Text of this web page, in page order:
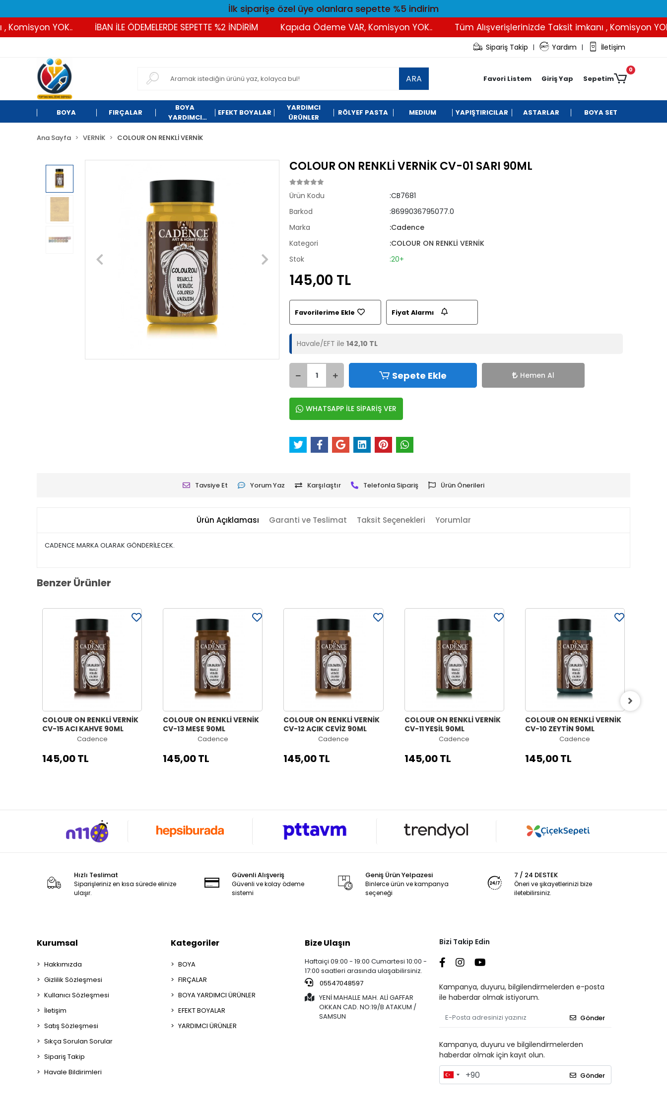
İlk siparişe özel üye olanlara sepette %5 indirim
YOK.. İBAN İLE ÖDEMELERDE SEPETTE %2 İNDİRİM Kapıda Ödeme VAR, Komisyon YOK.. Tüm Alışverişlerinizde Taksit imkanı , Komisyon YOK..
Sipariş Takip | Yardım | İletişim
ARA Favori Listem Giriş Yap Sepetim
0
BOYA FIRÇALAR
BOYA
YARDIMCI
EFEKT BOYALAR
YARDIMCI
ÜRÜNLER
RÖLYEF PASTA MEDIUM YAPIŞTIRICILAR ASTARLAR BOYA SET
Ana Sayfa VERNİK COLOUR ON RENKLİ VERNİK
COLOUR ON RENKLİ VERNİK CV-01 SARI 90ML
Ürün Kodu
:CB7681
Barkod
:8699036795077.0
Marka
:Cadence
Kategori
:COLOUR ON RENKLİ VERNİK
Stok
:20+
145,00 TL
Favorilerime Ekle Fiyat Alarmı
Havale/EFT ile142,10 TL
Sepete Ekle Hemen Al
WHATSAPP İLE SİPARİŞ VER
Tavsiye Et Yorum Yaz Karşılaştır Telefonla Sipariş Ürün Önerileri
Ürün Açıklaması Garanti ve Teslimat Taksit Seçenekleri Yorumlar
CADENCE MARKA OLARAK GÖNDERİLECEK.
Benzer Ürünler
COLOUR ON RENKLİ VERNİK
CV-15 ACI KAHVE 90ML
Cadence
145,00 TL
COLOUR ON RENKLİ VERNİK
CV-13 MEŞE 90ML
Cadence
145,00 TL
COLOUR ON RENKLİ VERNİK
CV-12 AÇIK CEVİZ 90ML
Cadence
145,00 TL
COLOUR ON RENKLİ VERNİK
CV-11 YEŞİL 90ML
Cadence
145,00 TL
COLOUR ON RENKLİ VERNİK
CV-10 ZEYTİN 90ML
Cadence
145,00 TL
Hızlı Teslimat
Siparişleriniz en kısa sürede elinize
ulaşır.
Güvenli Alışveriş
Güvenli ve kolay ödeme
sistemi
Geniş Ürün Yelpazesi
Binlerce ürün ve kampanya
seçeneği
7 / 24 DESTEK
Öneri ve şikayetlerinizi bize
iletebilirsiniz.
Kurumsal
Hakkımızda
Gizlilik Sözleşmesi
Kullanıcı Sözleşmesi
İletişim
Satış Sözleşmesi
Sıkça Sorulan Sorular
Sipariş Takip
Havale Bildirimleri
Kategoriler
BOYA
FIRÇALAR
BOYA YARDIMCI ÜRÜNLER
EFEKT BOYALAR
YARDIMCI ÜRÜNLER
Bize Ulaşın
Haftaiçi 09:00 - 19:00 Cumartesi 10:00 -
17:00 saatleri arasında ulaşabilirsiniz.
05547048597
YENİ MAHALLE MAH. ALİ GAFFAR
OKKAN CAD. NO:19/B ATAKUM /
SAMSUN
Bizi Takip Edin
Kampanya, duyuru, bilgilendirmelerden e-posta
ile haberdar olmak istiyorum.
Gönder
Kampanya, duyuru ve bilgilendirmelerden
haberdar olmak için kayıt olun.
Gönder